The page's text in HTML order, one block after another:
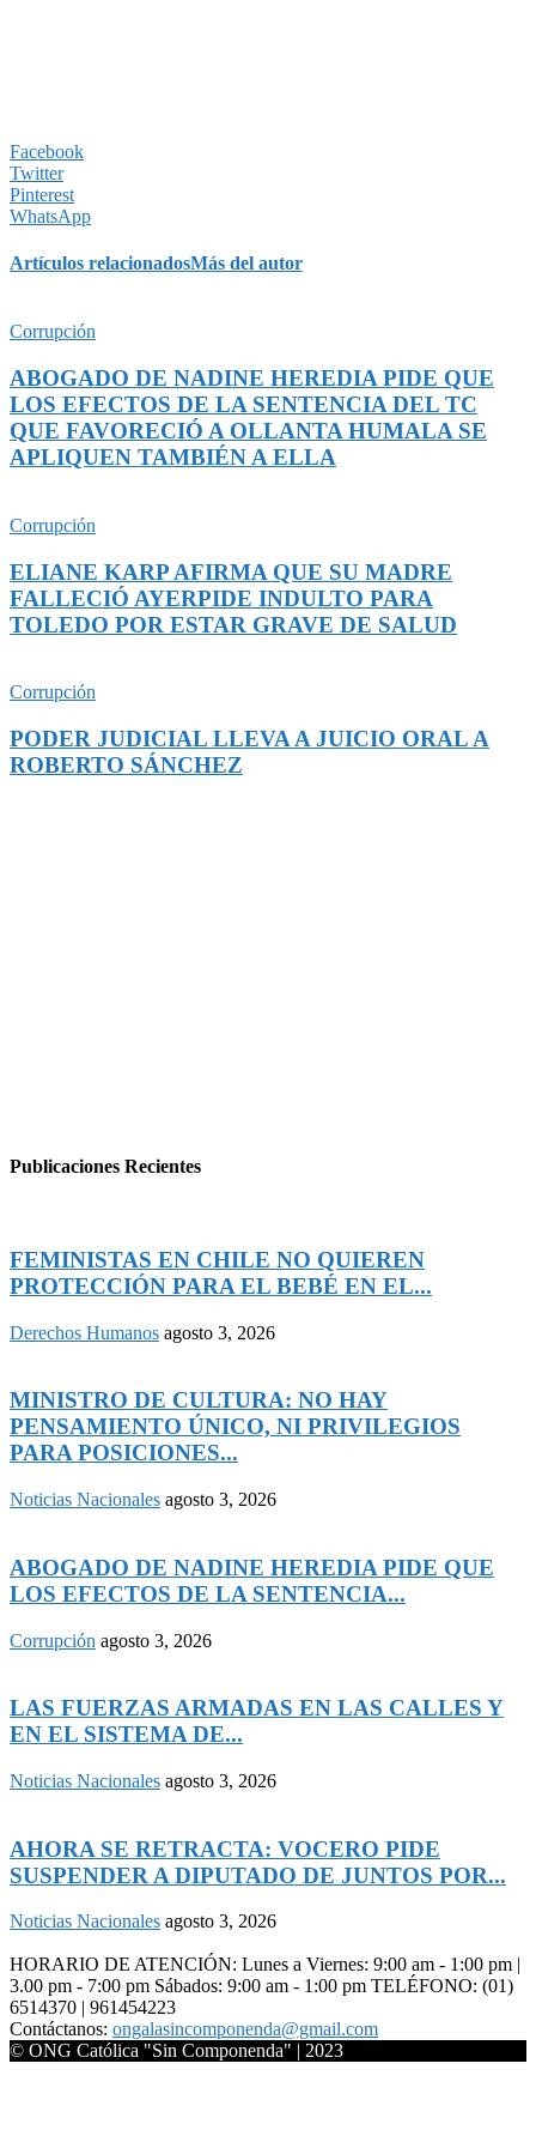
Facebook
Twitter
Pinterest
WhatsApp
Artículos relacionadosMás del autor
Corrupción
ABOGADO DE NADINE HEREDIA PIDE QUE
LOS EFECTOS DE LA SENTENCIA DEL TC
QUE FAVORECIÓ A OLLANTA HUMALA SE
APLIQUEN TAMBIÉN A ELLA
Corrupción
ELIANE KARP AFIRMA QUE SU MADRE
FALLECIÓ AYERPIDE INDULTO PARA
TOLEDO POR ESTAR GRAVE DE SALUD
Corrupción
PODER JUDICIAL LLEVA A JUICIO ORAL A
ROBERTO SÁNCHEZ
Publicaciones Recientes
FEMINISTAS EN CHILE NO QUIEREN
PROTECCIÓN PARA EL BEBÉ EN EL...
Derechos Humanos agosto 3, 2026
MINISTRO DE CULTURA: NO HAY
PENSAMIENTO ÚNICO, NI PRIVILEGIOS
PARA POSICIONES...
Noticias Nacionales agosto 3, 2026
ABOGADO DE NADINE HEREDIA PIDE QUE
LOS EFECTOS DE LA SENTENCIA...
Corrupción agosto 3, 2026
LAS FUERZAS ARMADAS EN LAS CALLES Y
EN EL SISTEMA DE...
Noticias Nacionales agosto 3, 2026
AHORA SE RETRACTA: VOCERO PIDE
SUSPENDER A DIPUTADO DE JUNTOS POR...
Noticias Nacionales agosto 3, 2026
HORARIO DE ATENCIÓN: Lunes a Viernes: 9:00 am - 1:00 pm |
3.00 pm - 7:00 pm Sábados: 9:00 am - 1:00 pm TELÉFONO: (01)
6514370 | 961454223
Contáctanos: ongalasincomponenda@gmail.com
© ONG Católica "Sin Componenda" | 2023